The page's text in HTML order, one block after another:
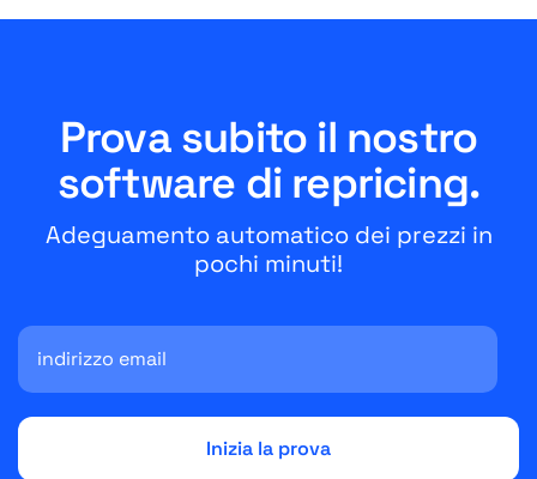
Prova subito il nostro
software di repricing.
Adeguamento automatico dei prezzi in
pochi minuti!